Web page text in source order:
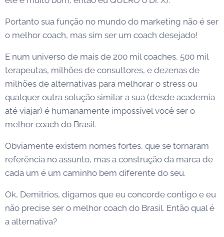
Portanto sua função no mundo do marketing não é ser
o melhor coach, mas sim ser um coach desejado!
E num universo de mais de 200 mil coaches, 500 mil
terapeutas, milhões de consultores, e dezenas de
milhões de alternativas para melhorar o stress ou
qualquer outra solução similar a sua (desde academia
até viajar) é humanamente impossível você ser o
melhor coach do Brasil.
Obviamente existem nomes fortes, que se tornaram
referência no assunto, mas a construção da marca de
cada um é um caminho bem diferente do seu.
Ok, Demitrios, digamos que eu concorde contigo e eu
não precise ser o melhor coach do Brasil. Então qual é
a alternativa?